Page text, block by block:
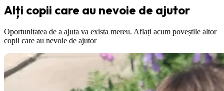
Alți copii care au nevoie de ajutor
Oportunitatea de a ajuta va exista mereu. Aflați acum poveștile altor
copii care au nevoie de ajutor